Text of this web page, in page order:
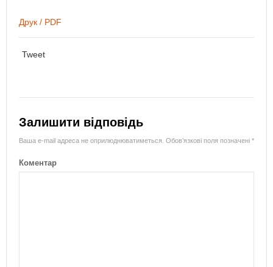
Друк / PDF
Tweet
Залишити відповідь
Ваша e-mail адреса не оприлюднюватиметься. Обов’язкові поля позначені *
Коментар